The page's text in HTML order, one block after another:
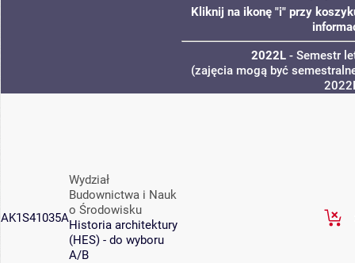
Kliknij na ikonę "i" przy
2022L - Semestr
(zajęcia mogą być
AK1S41035A
Wydział
Budownictwa i Nauk
o Środowisku
Historia architektury
(HES) - do wyboru
A/B